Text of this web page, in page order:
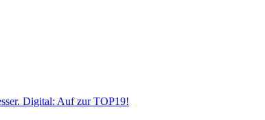
Digital: Auf zur TOP19!